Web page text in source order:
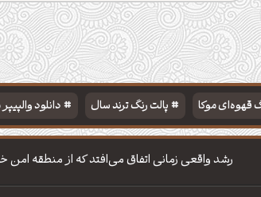
قهوه‌ای موکا پالت رنگ ترند سال دانلود
رشد واقعی زمانی اتفاق می‌افتد که از منطقه